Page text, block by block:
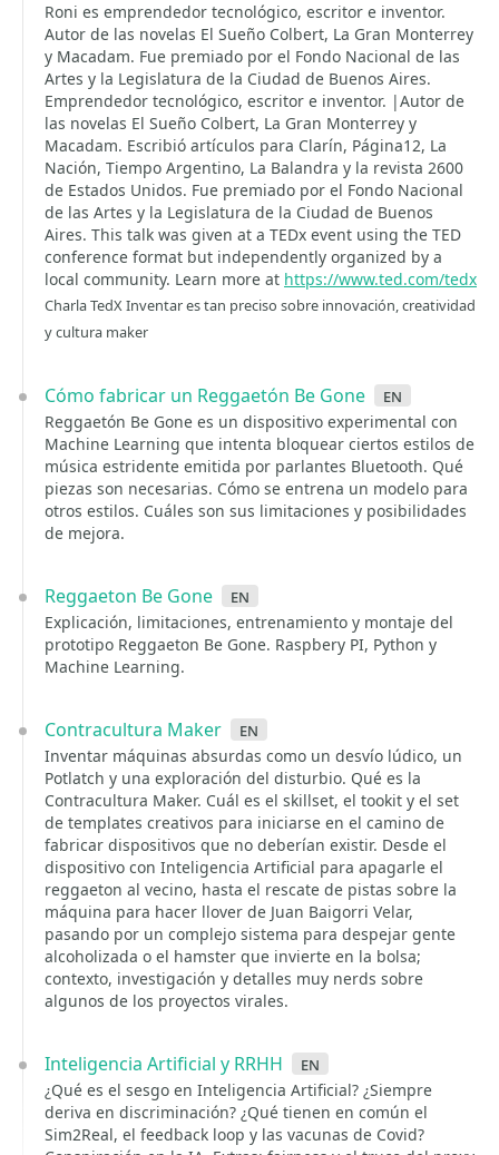
Roni es emprendedor tecnológico, escritor e inventor.
Autor de las novelas El Sueño Colbert, La Gran Monterrey
y Macadam. Fue premiado por el Fondo Nacional de las
Artes y la Legislatura de la Ciudad de Buenos Aires.
Emprendedor tecnológico, escritor e inventor. |Autor de
las novelas El Sueño Colbert, La Gran Monterrey y
Macadam. Escribió artículos para Clarín, Página12, La
Nación, Tiempo Argentino, La Balandra y la revista 2600
de Estados Unidos. Fue premiado por el Fondo Nacional
de las Artes y la Legislatura de la Ciudad de Buenos
Aires. This talk was given at a TEDx event using the TED
conference format but independently organized by a
local community. Learn more at https://www.ted.com/tedx
Charla TedX Inventar es tan preciso sobre innovación, creatividad
y cultura maker
Cómo fabricar un Reggaetón Be Gone en
Reggaetón Be Gone es un dispositivo experimental con
Machine Learning que intenta bloquear ciertos estilos de
música estridente emitida por parlantes Bluetooth. Qué
piezas son necesarias. Cómo se entrena un modelo para
otros estilos. Cuáles son sus limitaciones y posibilidades
de mejora.
Reggaeton Be Gone en
Explicación, limitaciones, entrenamiento y montaje del
prototipo Reggaeton Be Gone. Raspbery PI, Python y
Machine Learning.
Contracultura Maker en
Inventar máquinas absurdas como un desvío lúdico, un
Potlatch y una exploración del disturbio. Qué es la
Contracultura Maker. Cuál es el skillset, el tookit y el set
de templates creativos para iniciarse en el camino de
fabricar dispositivos que no deberían existir. Desde el
dispositivo con Inteligencia Artificial para apagarle el
reggaeton al vecino, hasta el rescate de pistas sobre la
máquina para hacer llover de Juan Baigorri Velar,
pasando por un complejo sistema para despejar gente
alcoholizada o el hamster que invierte en la bolsa;
contexto, investigación y detalles muy nerds sobre
algunos de los proyectos virales.
Inteligencia Artificial y RRHH en
¿Qué es el sesgo en Inteligencia Artificial? ¿Siempre
deriva en discriminación? ¿Qué tienen en común el
Sim2Real, el feedback loop y las vacunas de Covid?